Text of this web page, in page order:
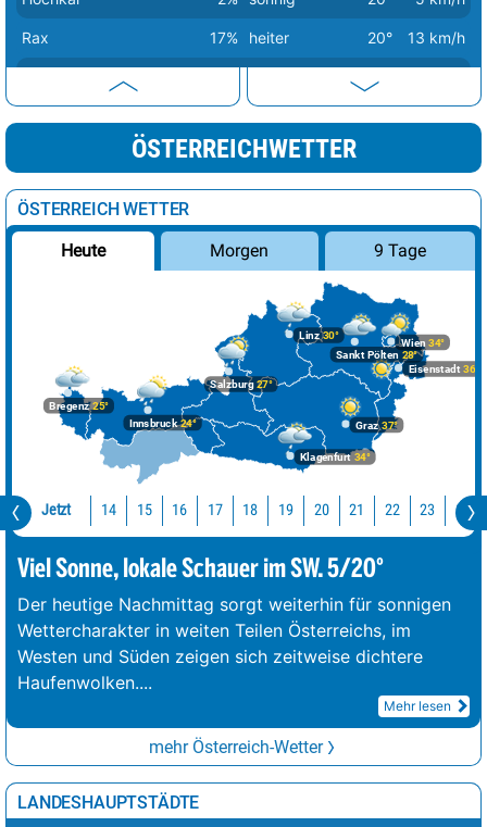
Rax 17% heiter 20° 13 km/h
27°
Hoher Dachstein 61% Regenschauer
Schesaplana 64% Sprühregen 9° 7 km/h
Schneeberg 68% Sprühregen 19° 13 km/h
69% Regenschauer 14° 6 km/h
Regenschauer 20° 6 km/h
75% Regenschauer 17° 3 km/h
Ötscher 76% leichter Regen 19°
Turracher Höhe 77% leichter Regen 18°
Sprühregen 19°
Sattelkarspitze 88% Regenschauer 11° 9 km/h
ÖSTERREICHWETTER
ÖSTERREICH WETTER
Heute Morgen 9 Tage
Bregenz25°
Graz37°
Innsbruck24°
Klagenfurt 34°
Linz30°
Salzburg27°
Wien 34°
Eisenstadt 36°
Sankt Pölten 28°
Jetzt 14 15 16 17 18 19 20 21 22 23 0
Viel Sonne, lokale Schauer im SW. 5/20°
Der heutige Nachmittag sorgt weiterhin für sonnigen
Wettercharakter in weiten Teilen Österreichs, im
Westen und Süden zeigen sich zeitweise dichtere
Haufenwolken....
Mehr lesen
mehr Österreich-Wetter
LANDESHAUPTSTÄDTE